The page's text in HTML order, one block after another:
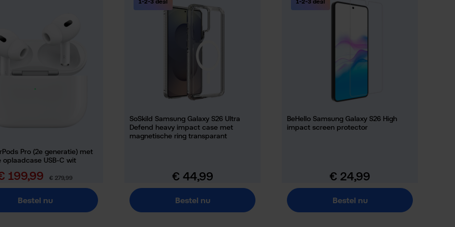
Pro (2e generatie) met
oplaadcase USB-C wit
199,99 Normale prijs:
€ 279,99
Bestel nu
1-2-3 deal
SoSkild Samsung Galaxy S26 Ultra
Defend heavy impact case met
magnetische ring transparant
Normale prijs:
€ 44,99
Bestel nu
1-2-3 deal
BeHello Samsung Galaxy S26 High
impact screen protector
Normale prijs:
€ 24,99
Bestel nu